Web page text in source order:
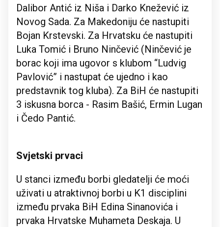
Dalibor Antić iz Niša i Darko Knežević iz
Novog Sada. Za Makedoniju će nastupiti
Bojan Krstevski. Za Hrvatsku će nastupiti
Luka Tomić i Bruno Ninčević (Ninčević je
borac koji ima ugovor s klubom “Ludvig
Pavlović” i nastupat će ujedno i kao
predstavnik tog kluba). Za BiH će nastupiti
3 iskusna borca - Rasim Bašić, Ermin Lugan
i Čedo Pantić.
Svjetski prvaci
U stanci između borbi gledatelji će moći
uživati u atraktivnoj borbi u K1 disciplini
između prvaka BiH Edina Sinanovića i
prvaka Hrvatske Muhameta Deskaja. U